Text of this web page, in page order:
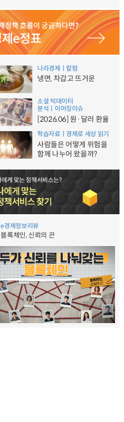
나라경제ㅣ칼럼
냉면, 차갑고 뜨거운
소셜 빅데이터
분석ㅣ이머징이슈
[2026.06] 원·달러 환율
학습자료ㅣ경제로 세상 읽기
사람들은 어떻게 위험을
함께 나누어 왔을까?
e경제정보리뷰
블록체인, 신뢰의 끈